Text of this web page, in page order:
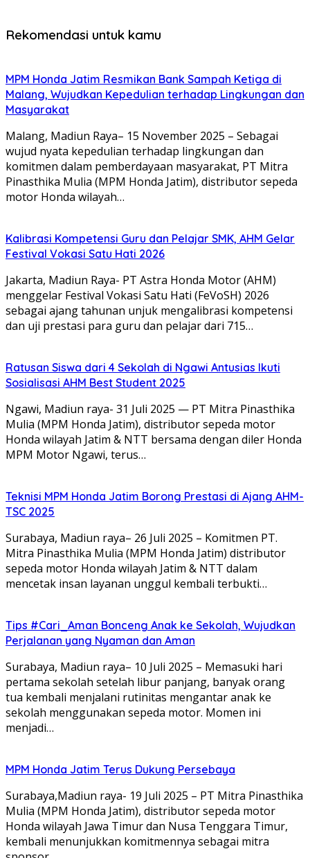
Rekomendasi untuk kamu
MPM Honda Jatim Resmikan Bank Sampah Ketiga di
Malang, Wujudkan Kepedulian terhadap Lingkungan dan
Masyarakat
Malang, Madiun Raya– 15 November 2025 – Sebagai
wujud nyata kepedulian terhadap lingkungan dan
komitmen dalam pemberdayaan masyarakat, PT Mitra
Pinasthika Mulia (MPM Honda Jatim), distributor sepeda
motor Honda wilayah…
Kalibrasi Kompetensi Guru dan Pelajar SMK, AHM Gelar
Festival Vokasi Satu Hati 2026
Jakarta, Madiun Raya- PT Astra Honda Motor (AHM)
menggelar Festival Vokasi Satu Hati (FeVoSH) 2026
sebagai ajang tahunan unjuk mengalibrasi kompetensi
dan uji prestasi para guru dan pelajar dari 715…
Ratusan Siswa dari 4 Sekolah di Ngawi Antusias Ikuti
Sosialisasi AHM Best Student 2025
Ngawi, Madiun raya- 31 Juli 2025 — PT Mitra Pinasthika
Mulia (MPM Honda Jatim), distributor sepeda motor
Honda wilayah Jatim & NTT bersama dengan diler Honda
MPM Motor Ngawi, terus…
Teknisi MPM Honda Jatim Borong Prestasi di Ajang AHM-
TSC 2025
Surabaya, Madiun raya– 26 Juli 2025 – Komitmen PT.
Mitra Pinasthika Mulia (MPM Honda Jatim) distributor
sepeda motor Honda wilayah Jatim & NTT dalam
mencetak insan layanan unggul kembali terbukti…
Tips #Cari_Aman Bonceng Anak ke Sekolah, Wujudkan
Perjalanan yang Nyaman dan Aman
Surabaya, Madiun raya– 10 Juli 2025 – Memasuki hari
pertama sekolah setelah libur panjang, banyak orang
tua kembali menjalani rutinitas mengantar anak ke
sekolah menggunakan sepeda motor. Momen ini
menjadi…
MPM Honda Jatim Terus Dukung Persebaya
Surabaya,Madiun raya- 19 Juli 2025 – PT Mitra Pinasthika
Mulia (MPM Honda Jatim), distributor sepeda motor
Honda wilayah Jawa Timur dan Nusa Tenggara Timur,
kembali menunjukkan komitmennya sebagai mitra